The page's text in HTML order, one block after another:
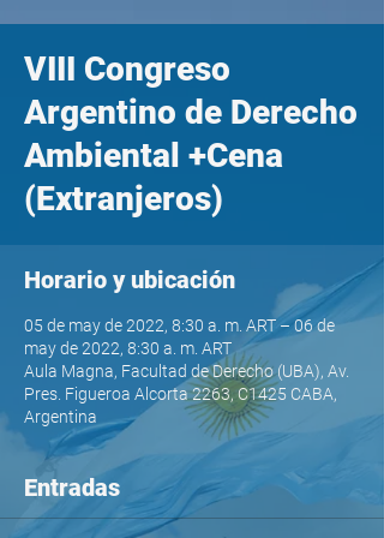
VIII Congreso
Argentino de Derecho
Ambiental +Cena
(Extranjeros)
Horario y ubicación
05 de may de 2022, 8:30 a. m. ART – 06 de
may de 2022, 8:30 a. m. ART
Aula Magna, Facultad de Derecho (UBA), Av.
Pres. Figueroa Alcorta 2263, C1425 CABA,
Argentina
Entradas